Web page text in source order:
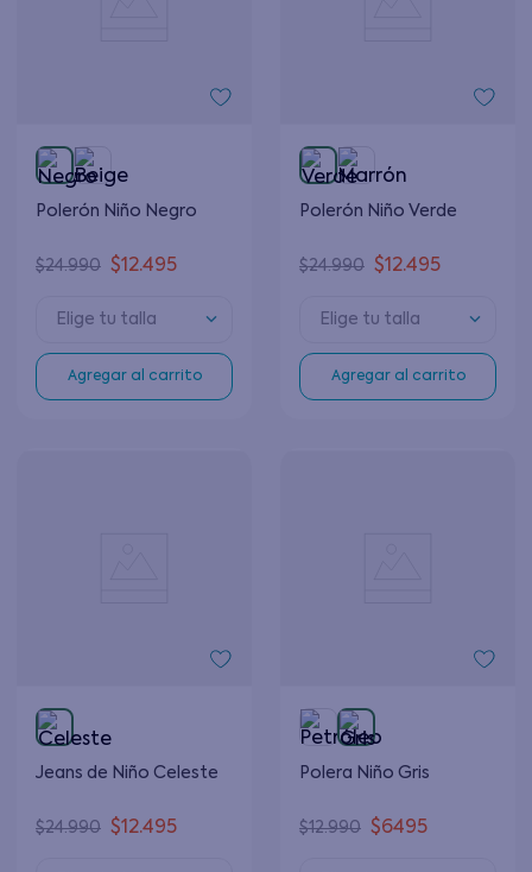
Polerón Niño Negro
$24.990 $12.495
Elige tu talla
Agregar al carrito
Polerón Niño Verde
$24.990 $12.495
Elige tu talla
Agregar al carrito
Jeans de Niño Celeste
$24.990 $12.495
Polera Niño Gris
$12.990 $6495